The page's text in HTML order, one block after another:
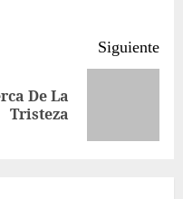
Siguiente
De La
Tristeza